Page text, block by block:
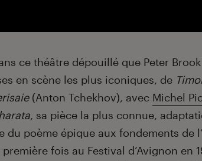
ce théâtre dépouillé que Peter
en scène les plus iconiques, de
(Anton Tchekhov), avec Michel
, sa pièce la plus connue,
du poème épique aux fondements de
fois au Festival d’Avignon en